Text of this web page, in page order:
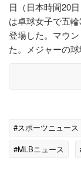
日（日本時間20
は卓球女子で五
登場した。マウ
た。メジャーの
#スポーツニュース
#MLBニュース